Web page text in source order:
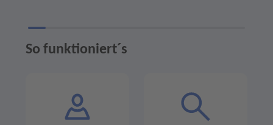
So funktioniert´s